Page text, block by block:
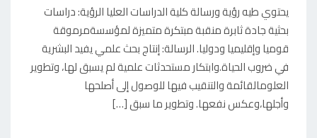
E
D
O
N
يحتوي طيه رؤية ورسالة كلية الدراسات العليا الرؤية: دراسات
بحثية جادة ثابرة منقبة مبتكرة متميزة لمؤسسةمرموقة
قوميا وإقليميا ودوليا. الرسالة: إنتاج بحث علمي يفيد البشرية
في ضروب الحياة.وابتكار مستحدثات علمية لم يسبق لها، وتطوير
العلومالقائمة والتنقيب فيها للوصول إلى أصلحها
وأجلها،وعكس نفعها. وتطوير ما سبق […]